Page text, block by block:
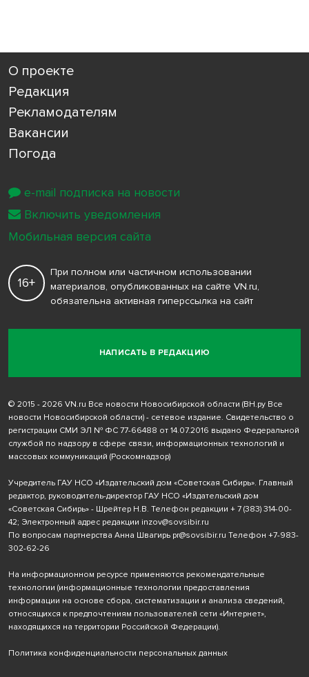
О проекте
Редакция
Рекламодателям
Вакансии
Погода
НАПИСАТЬ В РЕДАКЦИЮ
16+
При полном или частичном использовании
материалов, опубликованных на сайте VN.ru,
обязательна активная гиперссылка на сайт
© 2015 - 2026 VN.ru Все новости Новосибирской области (ВН.ру Все
новости Новосибирской области) - сетевое издание. Свидетельство о
регистрации СМИ ЭЛ № ФС 77-66488 от 14.07.2016 выдано Федеральной
службой по надзору в сфере связи, информационных технологий и
массовых коммуникаций (Роскомнадзор)
Учредитель ГАУ НСО «Издательский дом «Советская Сибирь». Главный
редактор, руководитель-директор ГАУ НСО «Издательский дом
«Советская Сибирь» - Шрейтер Н.В. Телефон редакции + 7 (383) 314-00-
42; Электронный адрес редакции inzov@sovsibir.ru
По вопросам партнерства Анна Швагирь pr@sovsibir.ru Телефон +7-983-
302-62-26
На информационном ресурсе применяются рекомендательные
технологии (информационные технологии предоставления
информации на основе сбора, систематизации и анализа сведений,
относящихся к предпочтениям пользователей сети «Интернет»,
находящихся на территории Российской Федерации).
Политика конфиденциальности персональных данных
e-mail подписка на новости
Включить уведомления
Мобильная версия сайта